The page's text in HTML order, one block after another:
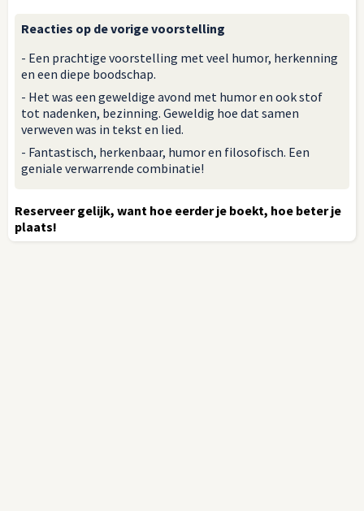
Reacties op de vorige voorstelling
- Een prachtige voorstelling met veel humor, herkenning
en een diepe boodschap.
- Het was een geweldige avond met humor en ook stof
tot nadenken, bezinning. Geweldig hoe dat samen
verweven was in tekst en lied.
- Fantastisch, herkenbaar, humor en filosofisch. Een
geniale verwarrende combinatie!
Reserveer gelijk, want hoe eerder je boekt, hoe beter je
plaats!